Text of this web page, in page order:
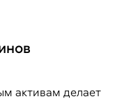
активам делает